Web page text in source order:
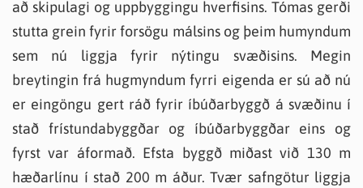
að skipulagi og uppbyggingu hverfisins. Tómas gerði
stutta grein fyrir forsögu málsins og þeim humyndum
sem nú liggja fyrir nýtingu svæðisins. Megin
breytingin frá hugmyndum fyrri eigenda er sú að nú
er eingöngu gert ráð fyrir íbúðarbyggð á svæðinu í
stað frístundabyggðar og íbúðarbyggðar eins og
fyrst var áformað. Efsta byggð miðast við 130 m
hæðarlínu í stað 200 m áður. Tvær safngötur liggja